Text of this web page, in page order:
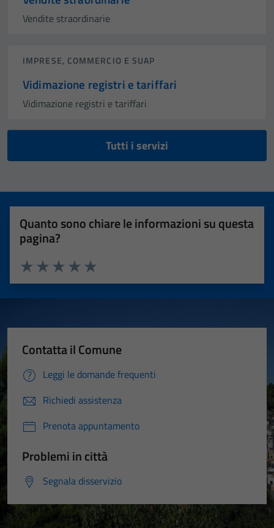
Vendite straordinarie
IMPRESE, COMMERCIO E SUAP
Vidimazione registri e tariffari
Vidimazione registri e tariffari
Tutti i servizi
Quanto sono chiare le informazioni su questa
pagina?
Valuta 5 stelle su 5
Valuta 4 stelle su 5
Valuta 3 stelle su 5
Valuta 2 stelle su 5
Valuta 1 stelle su 5
Contatta il Comune
Leggi le domande frequenti
Richiedi assistenza
Prenota appuntamento
Problemi in città
Segnala disservizio